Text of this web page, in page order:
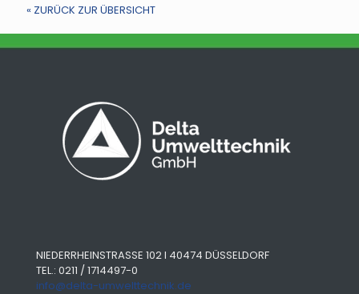
« ZURÜCK ZUR ÜBERSICHT
NIEDERRHEINSTRASSE 102 I 40474 DÜSSELDORF
TEL.: 0211 / 1714497-0
info@delta-umwelttechnik.de